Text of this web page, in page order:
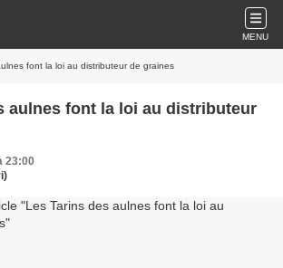
MENU
font la loi au distributeur de graines
aulnes font la loi au distributeur
23:00